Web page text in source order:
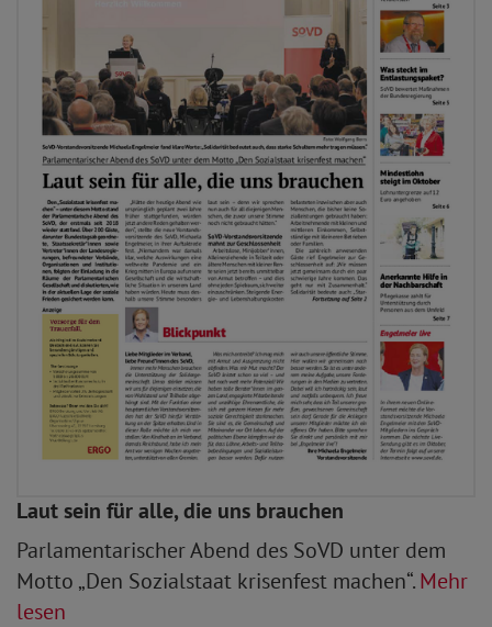
Laut sein für alle, die uns brauchen
Parlamentarischer Abend des SoVD unter dem
Motto „Den Sozialstaat krisenfest machen“.Mehr
lesen